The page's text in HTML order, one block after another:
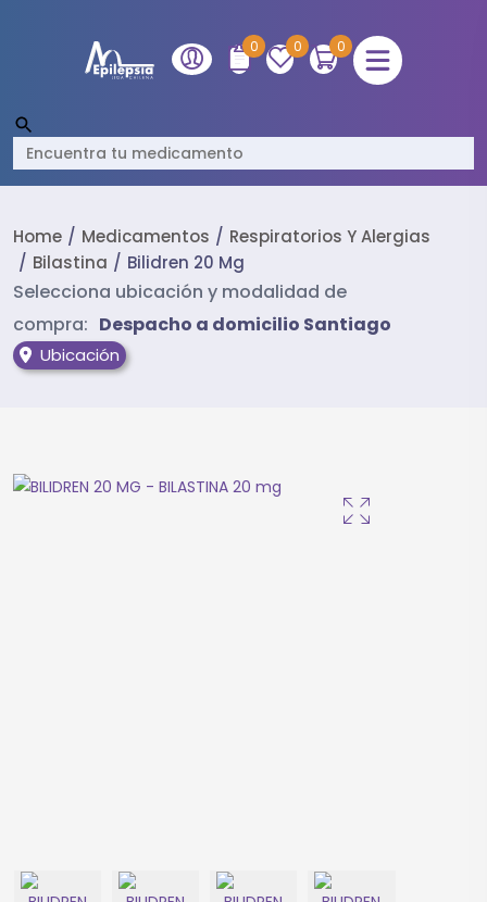
0 0 0
Home Medicamentos
Respiratorios Y Alergias
Bilastina
Bilidren 20 Mg
Selecciona ubicación y modalidad de
compra: Despacho a domicilio Santiago
Ubicación